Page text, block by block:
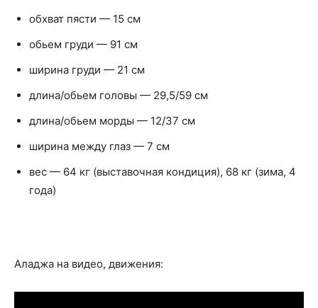
обхват пясти — 15 см
обьем груди — 91 см
ширина груди — 21 см
длина/обьем головы — 29,5/59 см
длина/обьем морды — 12/37 см
ширина между глаз — 7 см
вес — 64 кг (выставочная кондиция), 68 кг (зима, 4
года)
Аладжа на видео, движения: